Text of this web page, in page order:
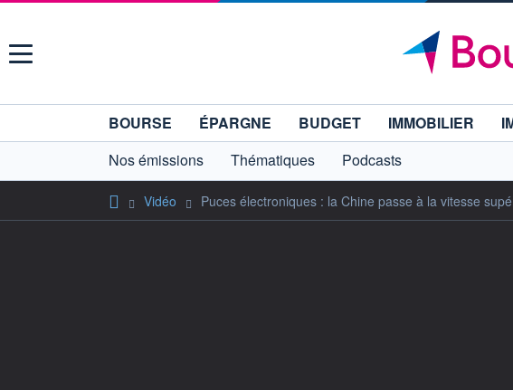
Menu
BOURSE ÉPARGNE BUDGET IMMOBILIER
Nos émissions
Thématiques Podcasts
Vidéo Puces électroniques : la Chine passe à la vitesse